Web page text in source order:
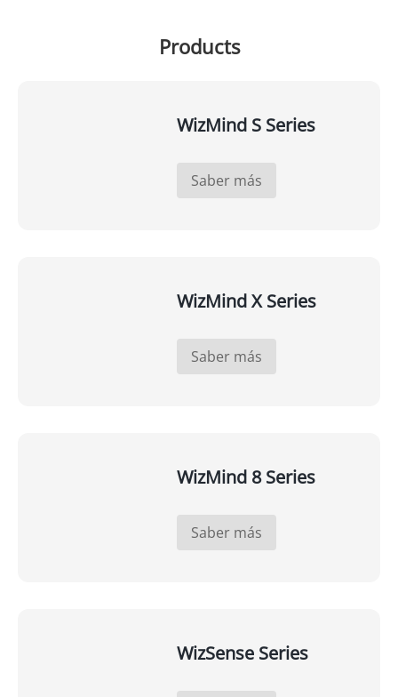
Products
WizMind S Series
Saber más
WizMind X Series
Saber más
WizMind 8 Series
Saber más
WizSense Series